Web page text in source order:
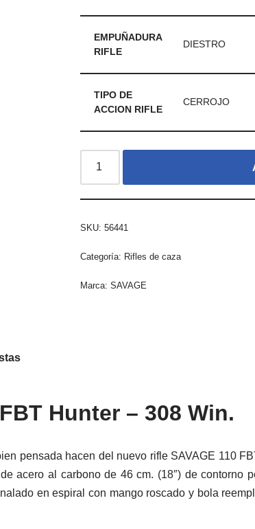
EMPUÑADURA
RIFLE
DIESTRO
TIPO DE
ACCION RIFLE
CERROJO
SKU: 56441
Categoría: Rifles de caza
Marca: SAVAGE
Hunter – 308 Win.
pensada hacen del nuevo rifle SAVAGE 110
acero al carbono de 46 cm. (18″) de contorno
en espiral con mango roscado y bola